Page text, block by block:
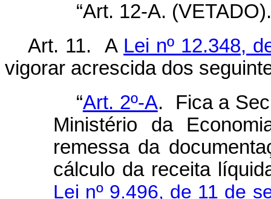
“Art. 12-A.
Art. 11.A Lei nº 12.348,
vigorar acrescida dos
“Art. 2º-A. Fica a
Ministério da
remessa da
cálculo da receita
Lei nº 9.496, de 11 de